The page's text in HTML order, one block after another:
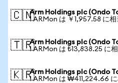
🇨🇳Arm Holdings plc (Ondo
1 ARMon は ￥1,957.58 に相
🇹🇷Arm Holdings plc (Ondo
1 ARMon は ₺13,838.25 に
🇰🇷Arm Holdings plc (Ondo
1 ARMon は ₩411,224.66 に